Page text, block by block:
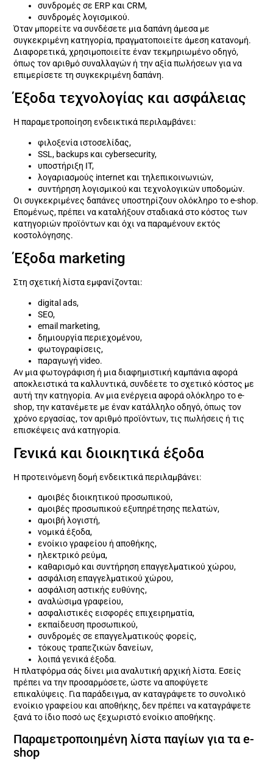
συνδρομές σε ERP και CRM,
συνδρομές λογισμικού.
Όταν μπορείτε να συνδέσετε μια δαπάνη άμεσα με
συγκεκριμένη κατηγορία, πραγματοποιείτε άμεση κατανομή.
Διαφορετικά, χρησιμοποιείτε έναν τεκμηριωμένο οδηγό,
όπως τον αριθμό συναλλαγών ή την αξία πωλήσεων για να
επιμερίσετε τη συγκεκριμένη δαπάνη.
Έξοδα τεχνολογίας και ασφάλειας
Η παραμετροποίηση ενδεικτικά περιλαμβάνει:
φιλοξενία ιστοσελίδας,
SSL, backups και cybersecurity,
υποστήριξη IT,
λογαριασμούς internet και τηλεπικοινωνιών,
συντήρηση λογισμικού και τεχνολογικών υποδομών.
Οι συγκεκριμένες δαπάνες υποστηρίζουν ολόκληρο το e-shop.
Επομένως, πρέπει να καταλήξουν σταδιακά στο κόστος των
κατηγοριών προϊόντων και όχι να παραμένουν εκτός
κοστολόγησης.
Έξοδα marketing
Στη σχετική λίστα εμφανίζονται:
digital ads,
SEO,
email marketing,
δημιουργία περιεχομένου,
φωτογραφίσεις,
παραγωγή video.
Αν μια φωτογράφιση ή μια διαφημιστική καμπάνια αφορά
αποκλειστικά τα καλλυντικά, συνδέετε το σχετικό κόστος με
αυτή την κατηγορία. Αν μια ενέργεια αφορά ολόκληρο το e-
shop, την κατανέμετε με έναν κατάλληλο οδηγό, όπως τον
χρόνο εργασίας, τον αριθμό προϊόντων, τις πωλήσεις ή τις
επισκέψεις ανά κατηγορία.
Γενικά και διοικητικά έξοδα
Η προτεινόμενη δομή ενδεικτικά περιλαμβάνει:
αμοιβές διοικητικού προσωπικού,
αμοιβές προσωπικού εξυπηρέτησης πελατών,
αμοιβή λογιστή,
νομικά έξοδα,
ενοίκιο γραφείου ή αποθήκης,
ηλεκτρικό ρεύμα,
καθαρισμό και συντήρηση επαγγελματικού χώρου,
ασφάλιση επαγγελματικού χώρου,
ασφάλιση αστικής ευθύνης,
αναλώσιμα γραφείου,
ασφαλιστικές εισφορές επιχειρηματία,
εκπαίδευση προσωπικού,
συνδρομές σε επαγγελματικούς φορείς,
τόκους τραπεζικών δανείων,
λοιπά γενικά έξοδα.
Η πλατφόρμα σάς δίνει μια αναλυτική αρχική λίστα. Εσείς
πρέπει να την προσαρμόσετε, ώστε να αποφύγετε
επικαλύψεις. Για παράδειγμα, αν καταγράψετε το συνολικό
ενοίκιο γραφείου και αποθήκης, δεν πρέπει να καταγράψετε
ξανά το ίδιο ποσό ως ξεχωριστό ενοίκιο αποθήκης.
Παραμετροποιημένη λίστα παγίων για τα e-
shop